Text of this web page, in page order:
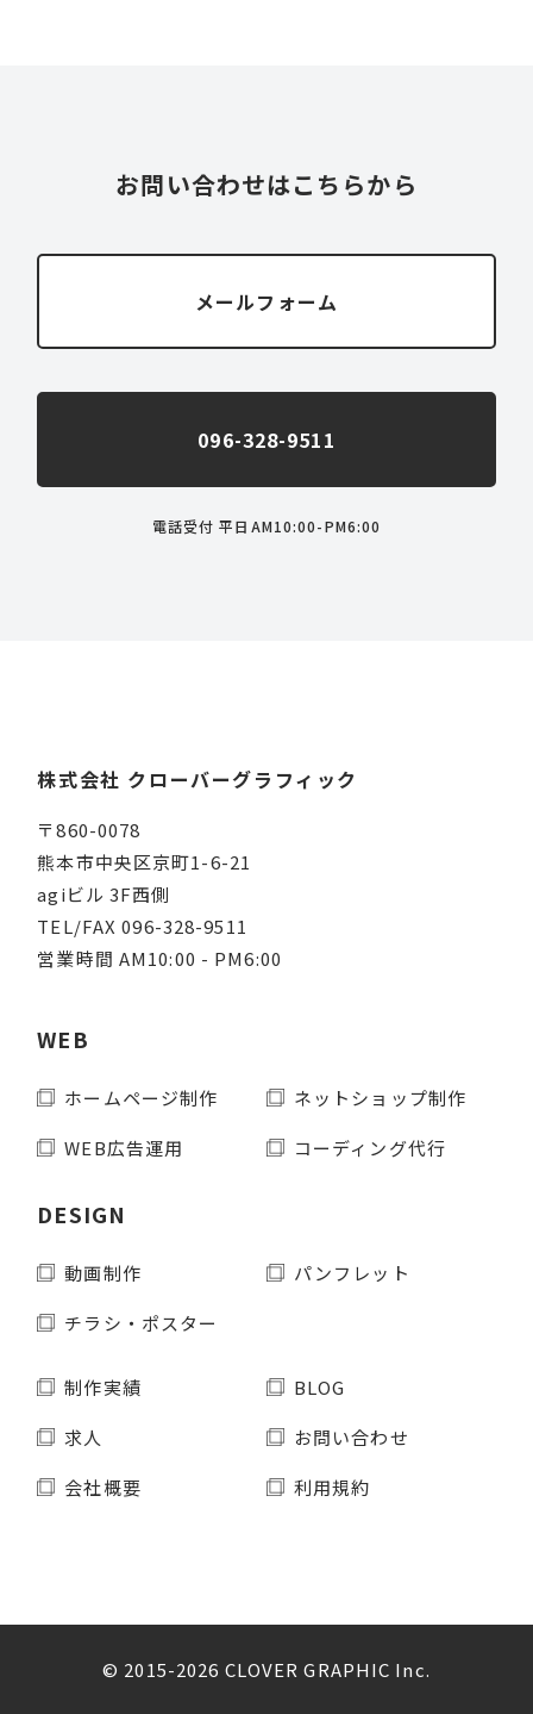
お問い合わせはこちらから
メールフォーム
096-328-9511
電話受付 平日AM10:00-PM6:00
株式会社 クローバーグラフィック
〒860-0078
熊本市中央区京町1-6-21
agiビル 3F西側
TEL/FAX 096-328-9511
営業時間 AM10:00 - PM6:00
WEB
ホームページ制作
ネットショップ制作
WEB広告運用
コーディング代行
DESIGN
動画制作
パンフレット
チラシ・ポスター
制作実績
BLOG
求人
お問い合わせ
会社概要
利用規約
© 2015-2026 CLOVER GRAPHIC Inc.